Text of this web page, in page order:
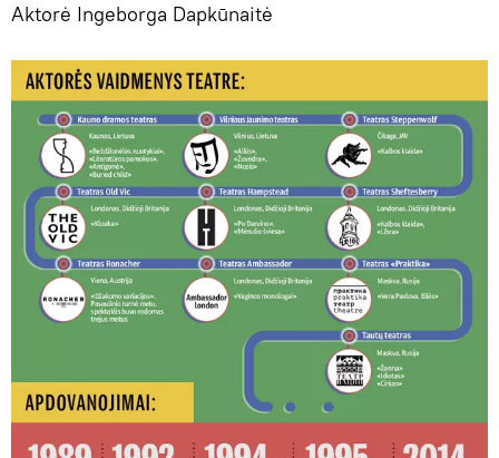
Aktorė Ingeborga Dapkūnaitė